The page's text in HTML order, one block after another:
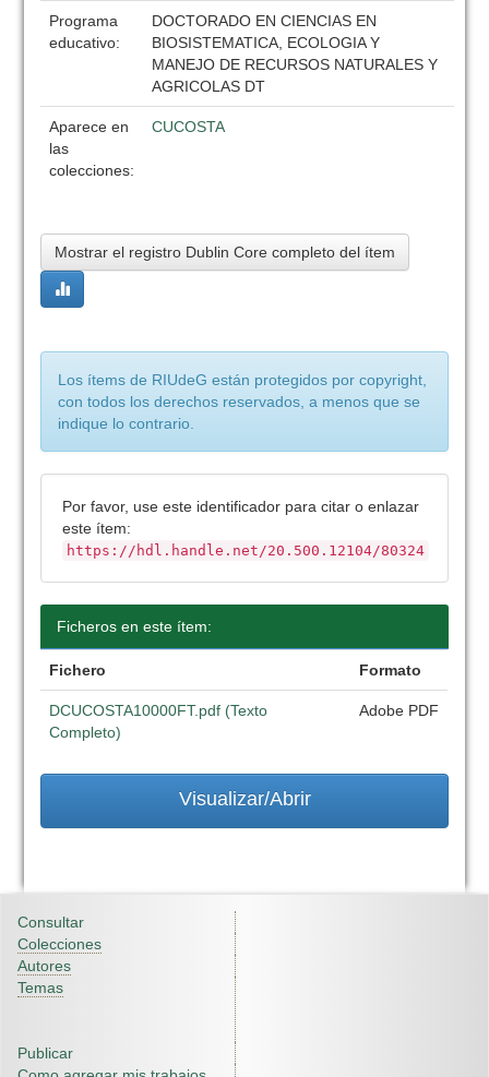
Programa
educativo:
DOCTORADO EN CIENCIAS EN
BIOSISTEMATICA, ECOLOGIA Y
MANEJO DE RECURSOS NATURALES Y
AGRICOLAS DT
Aparece en
las
colecciones:
CUCOSTA
Mostrar el registro Dublin Core completo del ítem
Los ítems de RIUdeG están protegidos por copyright,
con todos los derechos reservados, a menos que se
indique lo contrario.
Por favor, use este identificador para citar o enlazar
este ítem:
https://hdl.handle.net/20.500.12104/80324
Ficheros en este ítem:
Fichero Formato
DCUCOSTA10000FT.pdf (Texto
Completo)
Adobe PDF
Visualizar/Abrir
Consultar
Colecciones
Autores
Temas
Publicar